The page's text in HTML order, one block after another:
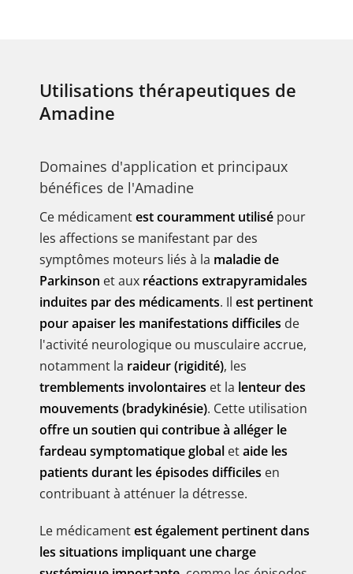
Utilisations thérapeutiques de
Amadine
Domaines d'application et principaux
bénéfices de l'Amadine
Ce médicamentest couramment utilisé pour
les affections se manifestant par des
symptômes moteurs liés à la maladie de
Parkinson et aux réactions extrapyramidales
induites par des médicaments. Il est pertinent
pour apaiser les manifestations difficiles de
l'activité neurologique ou musculaire accrue,
notamment la raideur (rigidité), les
tremblements involontaires et la lenteur des
mouvements (bradykinésie). Cette utilisation
offre un soutien qui contribue à alléger le
fardeau symptomatique global etaide les
patients durant les épisodes difficiles en
contribuant à atténuer la détresse.
Le médicamentest également pertinent dans
les situations impliquant une charge